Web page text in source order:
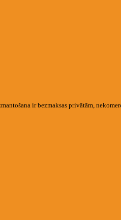
ir bezmaksas privātām,